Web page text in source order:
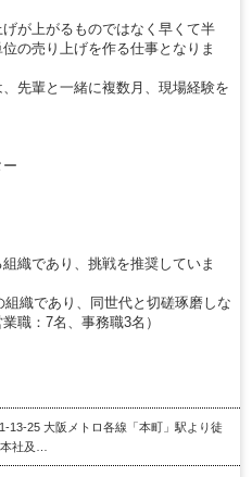
が上がるものではなく早くて半
の売り上げを作る仕事となりま
先輩と一緒に複数月、現場経験を
ー
織であり、挑戦を推奨していま
織であり、同世代と切磋琢磨しな
職：7名、事務職3名）
13-25 大阪メトロ各線「本町」駅より徒
社及…